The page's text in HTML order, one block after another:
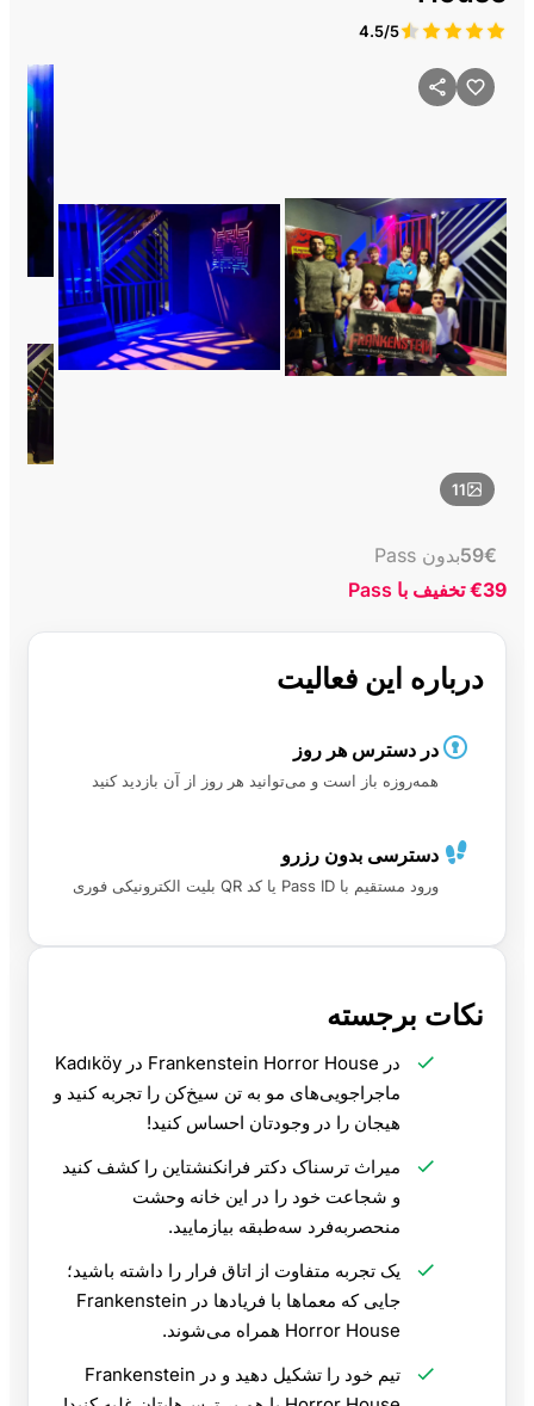
11
4.5/5
€
59بدون Pass
€39تخفیف با Pass
درباره این فعالیت
در دسترس هر روز
همه‌روزه باز است و می‌توانید هر روز از آن بازدید کنید
دسترسی بدون رزرو
ورود مستقیم با Pass ID یا کد QR بلیت الکترونیکی فوری
نکات برجسته
در Frankenstein Horror House در Kadıköy
ماجراجویی‌های مو به تن سیخ‌کن را تجربه کنید و
هیجان را در وجودتان احساس کنید!
میراث ترسناک دکتر فرانکنشتاین را کشف کنید
و شجاعت خود را در این خانه وحشت
منحصربه‌فرد سه‌طبقه بیازمایید.
یک تجربه متفاوت از اتاق فرار را داشته باشید؛
جایی که معماها با فریادها در Frankenstein
Horror House همراه می‌شوند.
تیم خود را تشکیل دهید و در Frankenstein